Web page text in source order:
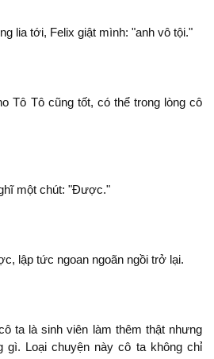
lia tới, Felix giật mình: " vô tội."
Tô Tô cũng tốt, có thể trong lòng
chút: "Được."
lập tức ngoan ngoãn ngồi trở lại.
ta là sinh viên làm thêm
nhưng
gì. Loại chuyện này ta
chỉ